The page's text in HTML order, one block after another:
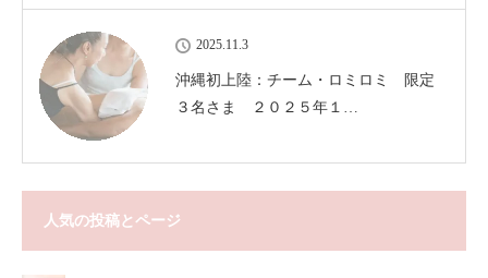
2025.11.3
沖縄初上陸：チーム・ロミロミ 限定
３名さま ２０２５年１…
人気の投稿とページ